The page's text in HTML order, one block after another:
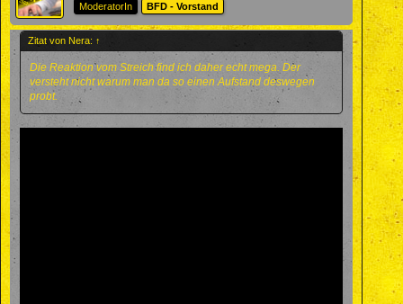
ModeratorIn
BFD - Vorstand
Zitat von Nera: ↑
Die Reaktion vom Streich find ich daher echt mega. Der
versteht nicht warum man da so einen Aufstand deswegen
probt.